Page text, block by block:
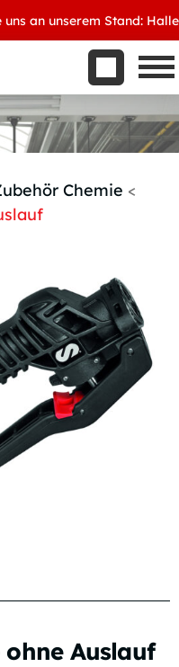
an unserem Stand: Halle
werden Chemie <
Auslauf